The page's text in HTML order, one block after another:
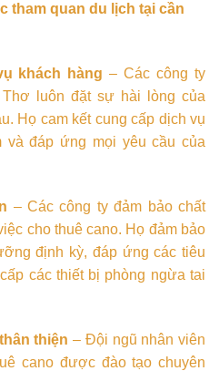
tham quan du lịch tại cần
khách hàng – Các công ty
luôn đặt sự hài lòng của
Họ cam kết cung cấp dịch vụ
và đáp ứng mọi yêu cầu của
– Các công ty đảm bảo chất
cho thuê cano. Họ đảm bảo
định kỳ, đáp ứng các tiêu
các thiết bị phòng ngừa tai
thiện – Đội ngũ nhân viên
cano được đào tạo chuyên